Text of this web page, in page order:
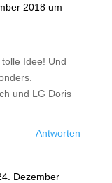
2018 um
Idee! Und
und LG Doris
Antworten
Dezember